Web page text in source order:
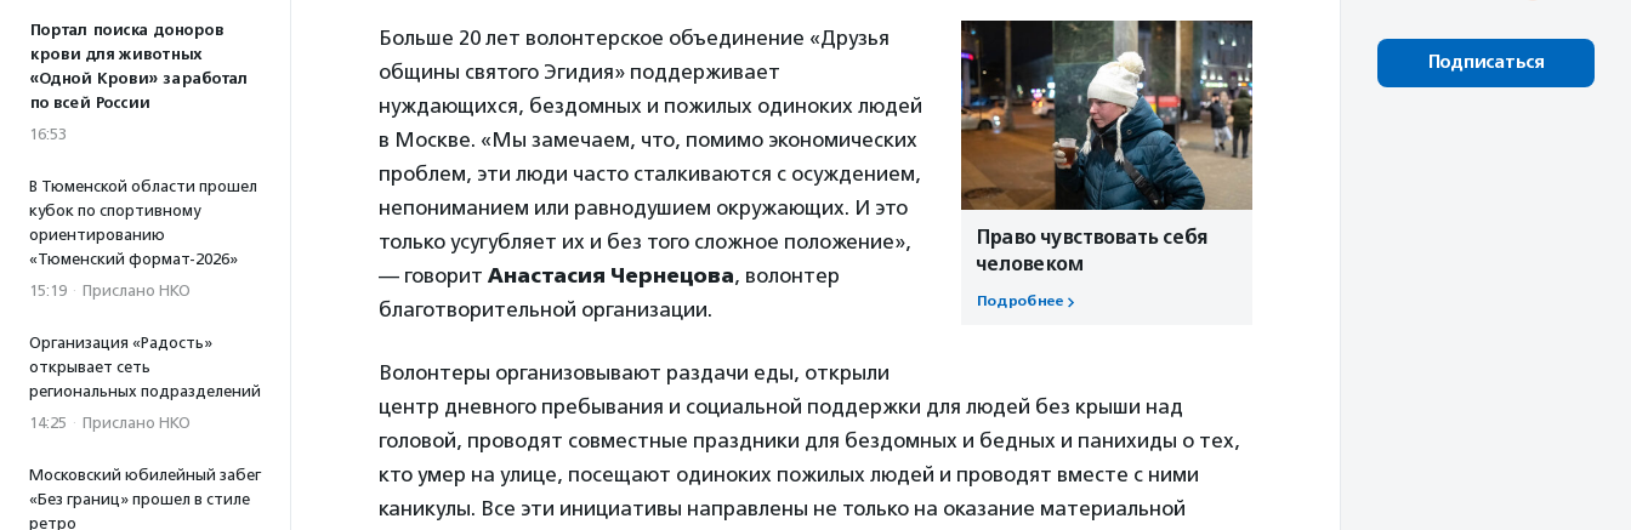
Портал поиска доноров
крови для животных
«Одной Крови» заработал
по всей России
16:53
В Тюменской области прошел
кубок по спортивному
ориентированию
«Тюменский формат-2026»
15:19 · Прислано НКО
Организация «Радость»
открывает сеть
региональных подразделений
14:25 · Прислано НКО
Московский юбилейный забег
«Без границ» прошел в стиле
ретро
Право чувствовать себя
человеком
Подробнее
Больше 20 лет волонтерское объединение «Друзья
общины святого Эгидия» поддерживает
нуждающихся, бездомных и пожилых одиноких людей
в Москве. «Мы замечаем, что, помимо экономических
проблем, эти люди часто сталкиваются с осуждением,
непониманием или равнодушием окружающих. И это
только усугубляет их и без того сложное положение»,
— говорит Анастасия Чернецова, волонтер
благотворительной организации.
Волонтеры организовывают раздачи еды, открыли
центр дневного пребывания и социальной поддержки для людей без крыши над
головой, проводят совместные праздники для бездомных и бедных и панихиды о тех,
кто умер на улице, посещают одиноких пожилых людей и проводят вместе с ними
каникулы. Все эти инициативы направлены не только на оказание материальной
Подписаться